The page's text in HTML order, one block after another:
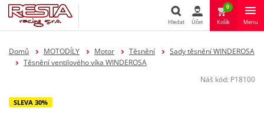
Hledat
Hledat Účet
0
Košík Menu
Domů MOTODÍLY Motor Těsnění
Sady těsnění WINDEROSA
Těsnění ventilového víka WINDEROSA
Náš kód: P18100
SLEVA 30%